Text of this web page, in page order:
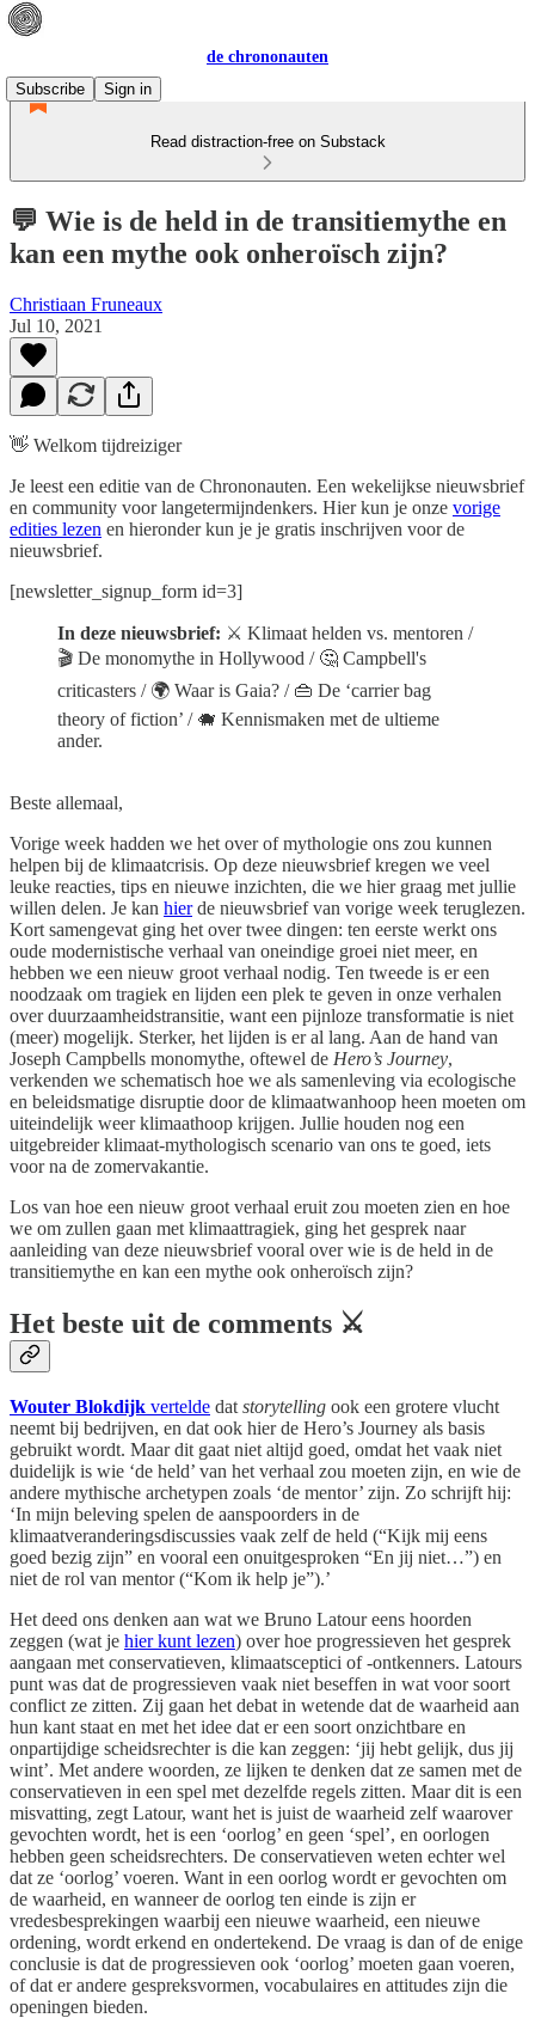
de chrononauten
Subscribe
Sign in
Read distraction-free on Substack
💬 Wie is de held in de transitiemythe en
kan een mythe ook onheroïsch zijn?
Christiaan Fruneaux
Jul 10, 2021
👋 Welkom tijdreiziger
Je leest een editie van de Chrononauten. Een wekelijkse nieuwsbrief
en community voor langetermijndenkers. Hier kun je onze vorige
edities lezen en hieronder kun je je gratis inschrijven voor de
nieuwsbrief.
[newsletter_signup_form id=3]
In deze nieuwsbrief: ⚔️ Klimaat helden vs. mentoren /
🎬 De monomythe in Hollywood / 🤔 Campbell's
criticasters / 🌍 Waar is Gaia? / 👜 De ‘carrier bag
theory of fiction’ / 🐗 Kennismaken met de ultieme
ander.
Beste allemaal,
Vorige week hadden we het over of mythologie ons zou kunnen
helpen bij de klimaatcrisis. Op deze nieuwsbrief kregen we veel
leuke reacties, tips en nieuwe inzichten, die we hier graag met jullie
willen delen. Je kan hierde nieuwsbrief van vorige week teruglezen.
Kort samengevat ging het over twee dingen: ten eerste werkt ons
oude modernistische verhaal van oneindige groei niet meer, en
hebben we een nieuw groot verhaal nodig. Ten tweede is er een
noodzaak om tragiek en lijden een plek te geven in onze verhalen
over duurzaamheidstransitie, want een pijnloze transformatie is niet
(meer) mogelijk. Sterker, het lijden is er al lang. Aan de hand van
Joseph Campbells monomythe, oftewel de Hero’s Journey,
verkenden we schematisch hoe we als samenleving via ecologische
en beleidsmatige disruptie door de klimaatwanhoop heen moeten om
uiteindelijk weer klimaathoop krijgen. Jullie houden nog een
uitgebreider klimaat-mythologisch scenario van ons te goed, iets
voor na de zomervakantie.
Los van hoe een nieuw groot verhaal eruit zou moeten zien en hoe
we om zullen gaan met klimaattragiek, ging het gesprek naar
aanleiding van deze nieuwsbrief vooral over wie is de held in de
transitiemythe en kan een mythe ook onheroïsch zijn?
Het beste uit de comments ⚔️
Wouter Blokdijk vertelde dat storytelling ook een grotere vlucht
neemt bij bedrijven, en dat ook hier de Hero’s Journey als basis
gebruikt wordt. Maar dit gaat niet altijd goed, omdat het vaak niet
duidelijk is wie ‘de held’ van het verhaal zou moeten zijn, en wie de
andere mythische archetypen zoals ‘de mentor’ zijn. Zo schrijft hij:
‘In mijn beleving spelen de aanspoorders in de
klimaatveranderingsdiscussies vaak zelf de held (“Kijk mij eens
goed bezig zijn” en vooral een onuitgesproken “En jij niet…”) en
niet de rol van mentor (“Kom ik help je”).’
Het deed ons denken aan wat we Bruno Latour eens hoorden
zeggen (wat je hier kunt lezen) over hoe progressieven het gesprek
aangaan met conservatieven, klimaatsceptici of -ontkenners. Latours
punt was dat de progressieven vaak niet beseffen in wat voor soort
conflict ze zitten. Zij gaan het debat in wetende dat de waarheid aan
hun kant staat en met het idee dat er een soort onzichtbare en
onpartijdige scheidsrechter is die kan zeggen: ‘jij hebt gelijk, dus jij
wint’. Met andere woorden, ze lijken te denken dat ze samen met de
conservatieven in een spel met dezelfde regels zitten. Maar dit is een
misvatting, zegt Latour, want het is juist de waarheid zelf waarover
gevochten wordt, het is een ‘oorlog’ en geen ‘spel’, en oorlogen
hebben geen scheidsrechters. De conservatieven weten echter wel
dat ze ‘oorlog’ voeren. Want in een oorlog wordt er gevochten om
de waarheid, en wanneer de oorlog ten einde is zijn er
vredesbesprekingen waarbij een nieuwe waarheid, een nieuwe
ordening, wordt erkend en ondertekend. De vraag is dan of de enige
conclusie is dat de progressieven ook ‘oorlog’ moeten gaan voeren,
of dat er andere gespreksvormen, vocabulaires en attitudes zijn die
openingen bieden.